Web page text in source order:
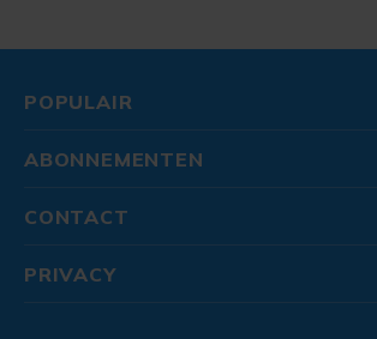
POPULAIR
ABONNEMENTEN
CONTACT
PRIVACY